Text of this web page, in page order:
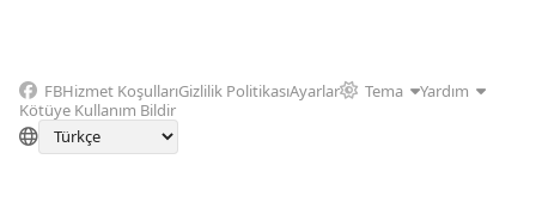
FBHizmet KoşullarıGizlilik PolitikasıAyarlar Tema
Yardım
Kötüye Kullanım Bildir